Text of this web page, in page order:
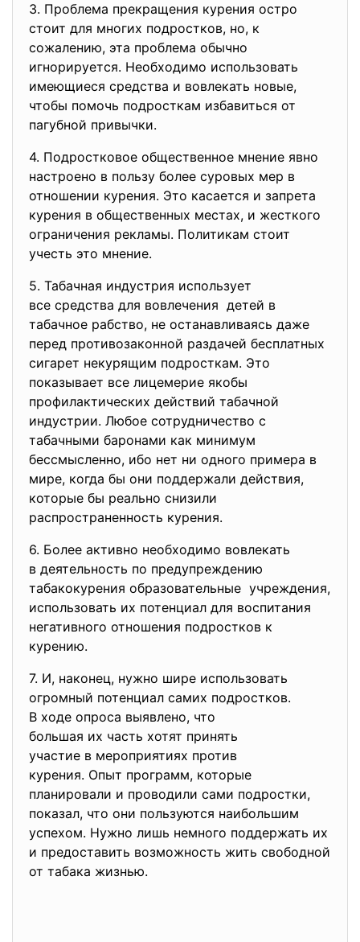
3. Проблема прекращения курения остро
стоит для многих подростков, но, к
сожалению, эта проблема обычно
игнорируется. Необходимо использовать
имеющиеся средства и вовлекать новые,
чтобы помочь подросткам избавиться от
пагубной привычки.
4. Подростковое общественное мнение явно
настроено в пользу более суровых мер в
отношении курения. Это касается и запрета
курения в общественных местах, и жесткого
ограничения рекламы. Политикам стоит
учесть это мнение.
5. Табачная индустрия использует
все средства для вовлечения детей в
табачное рабство, не останавливаясь даже
перед противозаконной раздачей бесплатных
сигарет некурящим подросткам. Это
показывает все лицемерие якобы
профилактических действий табачной
индустрии. Любое сотрудничество с
табачными баронами как минимум
бессмысленно, ибо нет ни одного примера в
мире, когда бы они поддержали действия,
которые бы реально снизили
распространенность курения.
6. Более активно необходимо вовлекать
в деятельность по предупреждению
табакокурения образовательные учреждения,
использовать их потенциал для воспитания
негативного отношения подростков к
курению.
7. И, наконец, нужно шире использовать
огромный потенциал самих подростков.
В ходе опроса выявлено, что
большая их часть хотят принять
участие в мероприятиях против
курения. Опыт программ, которые
планировали и проводили сами подростки,
показал, что они пользуются наибольшим
успехом. Нужно лишь немного поддержать их
и предоставить возможность жить свободной
от табака жизнью.